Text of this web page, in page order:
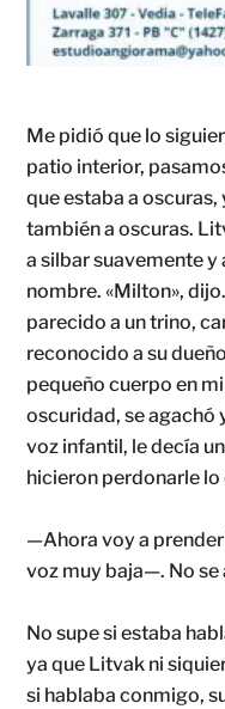
Me pidió que lo
patio interior,
que estaba a
también a oscuras.
a silbar suavemente y
nombre. «Milton»,
parecido a un trino,
reconocido a su
pequeño cuerpo en
oscuridad, se agachó
voz infantil, le decía
hicieron perdonarle lo
—Ahora voy a
voz muy baja—. No se
No supe si estaba
ya que Litvak ni
si hablaba conmigo,